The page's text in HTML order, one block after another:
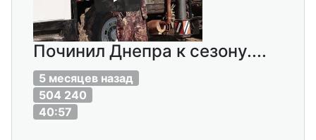
Починил Днепра к сезону....
5 месяцев назад
504 240
40:57